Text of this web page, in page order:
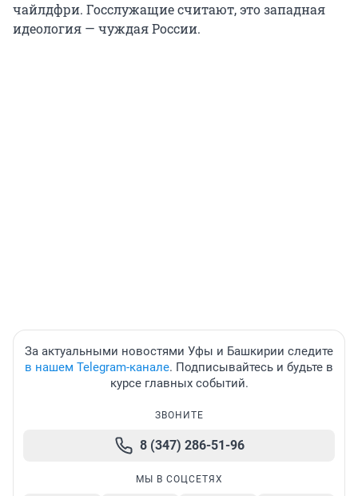
чайлдфри. Госслужащие считают, это западная
идеология — чуждая России.
За актуальными новостями Уфы и Башкирии следите
в нашем Telegram-канале. Подписывайтесь и будьте в
курсе главных событий.
ЗВОНИТЕ
8 (347) 286-51-96
МЫ В СОЦСЕТЯХ